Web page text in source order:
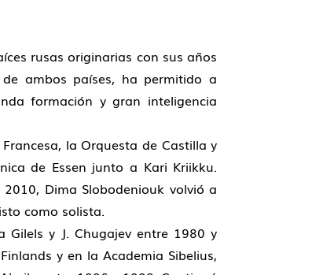
rusas originarias con sus años
ambos países, ha permitido a
formación y gran inteligencia
la Orquesta de Castilla y
de Essen junto a Kari Kriikku.
Dima Slobodeniouk volvió a
como solista.
Gilels y J. Chugajev entre 1980 y
y en la Academia Sibelius,